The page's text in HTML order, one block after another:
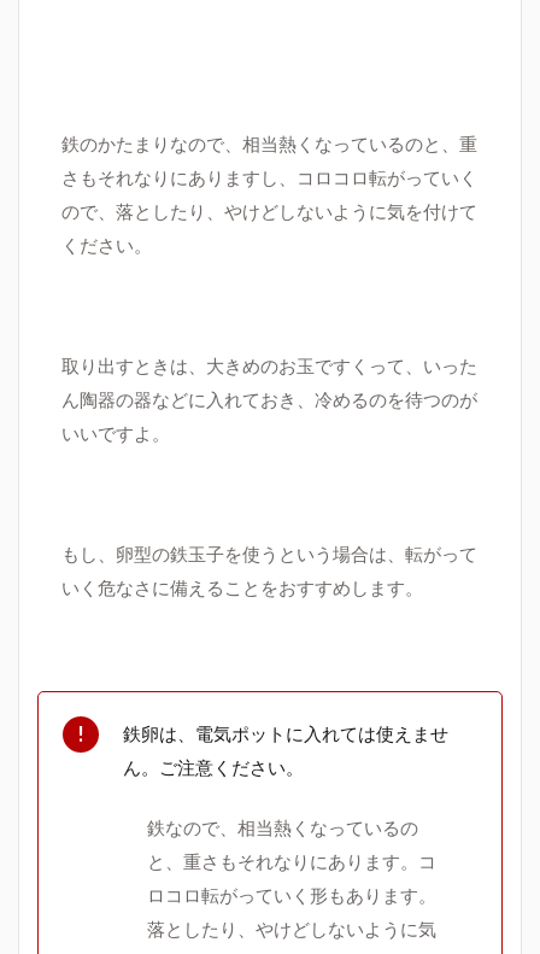
鉄のかたまりなので、相当熱くなっているのと、重
さもそれなりにありますし、コロコロ転がっていく
ので、落としたり、やけどしないように気を付けて
ください。
取り出すときは、大きめのお玉ですくって、いった
ん陶器の器などに入れておき、冷めるのを待つのが
いいですよ。
もし、卵型の鉄玉子を使うという場合は、転がって
いく危なさに備えることをおすすめします。
鉄卵は、電気ポットに入れては使えませ
ん。ご注意ください。
鉄なので、相当熱くなっているの
と、重さもそれなりにあります。
コ
ロコロ転がっていく形もあります。
落としたり、やけどしないように気